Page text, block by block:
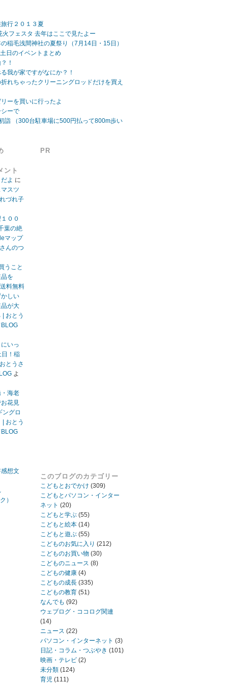
行２０１３夏
フェスタ 去年はここで見たよー
稲毛浅間神社の夏祭り（7月14日・15日）
日のイベントまとめ
！
我が家ですがなにか？！
れちゃったクリーニングロッドだけを買え
ーを買いに行ったよ
ーで
詣 （300台駐車場に500円払って800m歩い
ント
よ に
スツ
づれ子
００
葉の絶
マップ
んのつ
うこと
を
送料無料
しい
が大
おとう
いっ
日！稲
とうさ
よ
海老
花見
ングロ
おとう
想文
）
PR
このブログのカテゴリー
こどもとおでかけ (309)
こどもとパソコン・インター
ネット (20)
こどもと学ぶ(55)
こどもと絵本(14)
こどもと遊ぶ(55)
こどものお気に入り (212)
こどものお買い物 (30)
こどものニュース (8)
こどもの健康(4)
こどもの成長(335)
こどもの教育(51)
なんでも (92)
ウェブログ・ココログ関連
(14)
ニュース (22)
パソコン・インターネット (3)
日記・コラム・つぶやき (101)
映画・テレビ(2)
未分類(124)
育児(111)